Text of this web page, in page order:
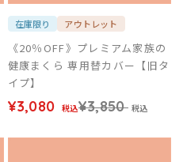
在庫限り アウトレット
《20％OFF》プレミアム家族の
健康まくら 専用替カバー【旧タ
イプ】
¥3,080 税込¥3,850 税込